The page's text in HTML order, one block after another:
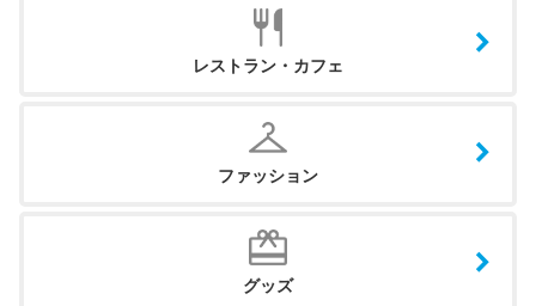
レストラン・カフェ
ファッション
グッズ